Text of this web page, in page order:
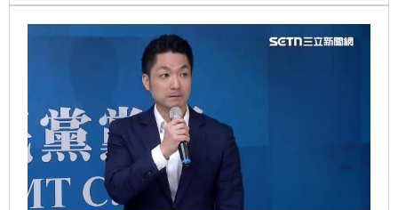
判，改判刑12年10月，褫奪公權7年。全案仍可上訴。